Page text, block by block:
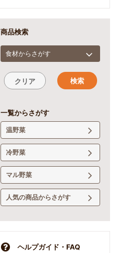
商品検索
食材からさがす
クリア 検索
一覧からさがす
温野菜
冷野菜
マル野菜
人気の商品からさがす
ヘルプガイド・FAQ